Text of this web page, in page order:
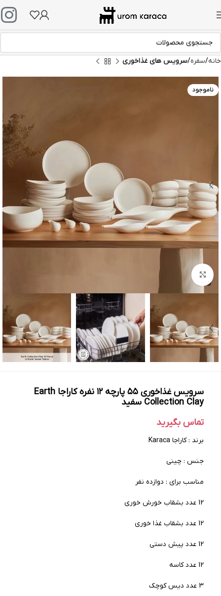
خانه سفره سرویس های غذاخوری
ناموجود
بزرگنمایی تصویر
سرویس غذاخوری ۵۵ پارچه ۱۲ نفره کاراجا Earth
Collection Clay سفید
تماس بگیرید
برند : کاراجا Karaca
جنس : چینی
مناسب برای : دوازده نفر
12 عدد بشقاب خورش خوری
12 عدد بشقاب غذا خوری
12 عدد پیش دستی
12 عدد کاسه
3 عدد دیس کوچک